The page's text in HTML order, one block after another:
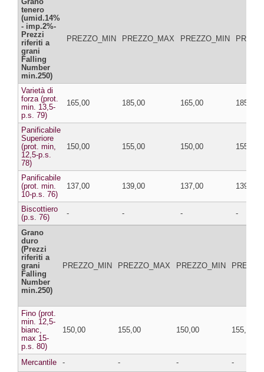
tenero
(umid.14%
- imp.2%-
Prezzi
riferiti a
grani
Falling
Number
min.250)
PREZZO_MIN PREZZO_MAX PREZZO_MIN
Varietà di
forza (prot.
min. 13,5-
p.s. 79)
165,00 185,00 165,00 185,00
Panificabile
Superiore
(prot. min,
12,5-p.s.
78)
150,00 155,00 150,00 155,00
Panificabile
(prot. min.
10-p.s. 76)
137,00 139,00 137,00 139,00
Biscottiero
(p.s. 76)
- - - -
Grano
duro
(Prezzi
riferiti a
grani
Falling
Number
min.250)
PREZZO_MIN PREZZO_MAX PREZZO_MIN
Fino (prot.
min. 12,5-
bianc,
max 15-
p.s. 80)
150,00 155,00 150,00 155,00
Mercantile - - -
-